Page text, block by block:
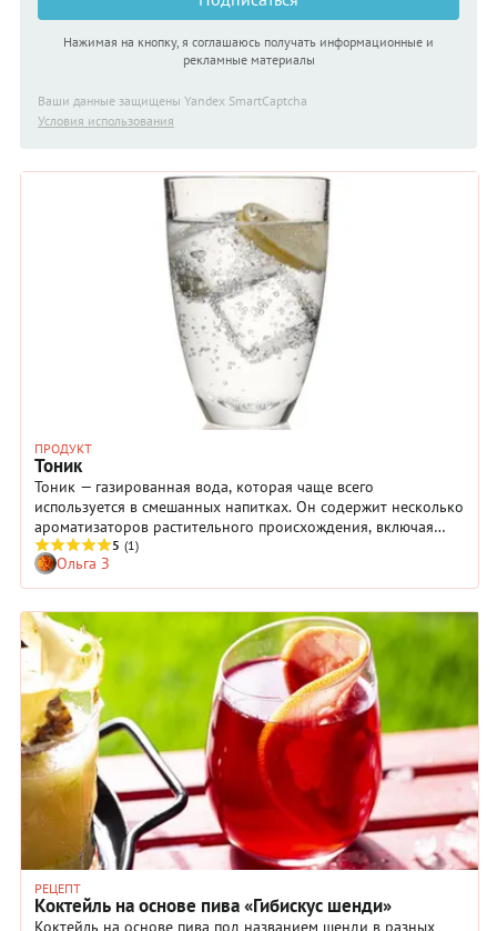
Нажимая на кнопку, я соглашаюсь получать информационные и
рекламные материалы
Ваши данные защищены Yandex SmartCaptcha
Условия использования
ПРОДУКТ
Тоник
Тоник — газированная вода, которая чаще всего
используется в смешанных напитках. Он содержит несколько
ароматизаторов растительного происхождения, включая
хинин, полученный из коры хинного дерева, что объясняет
его сухой, горьковатый вкус.
5 (1)
Ольга З
РЕЦЕПТ
Коктейль на основе пива «Гибискус шенди»
Коктейль на основе пива под названием шенди в разных